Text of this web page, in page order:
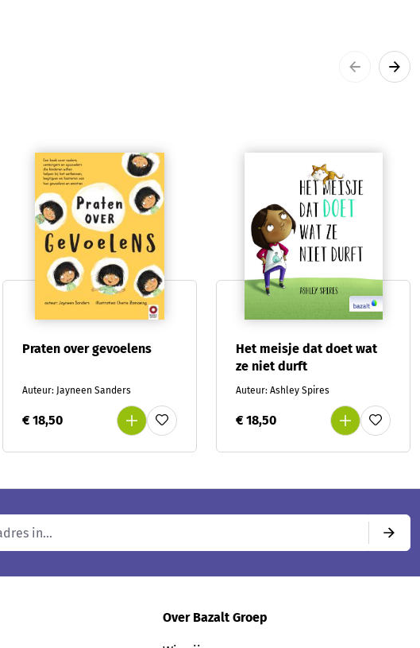
Praten over gevoelens
Auteur: Jayneen Sanders
€ 18,50
Het meisje dat doet wat
ze niet durft
Auteur: Ashley Spires
€ 18,50
Over Bazalt Groep